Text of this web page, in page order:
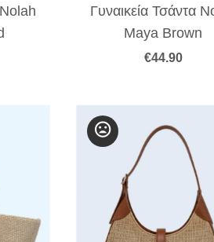
Γυναικεία Τσάντα
Maya Brown
€44.90